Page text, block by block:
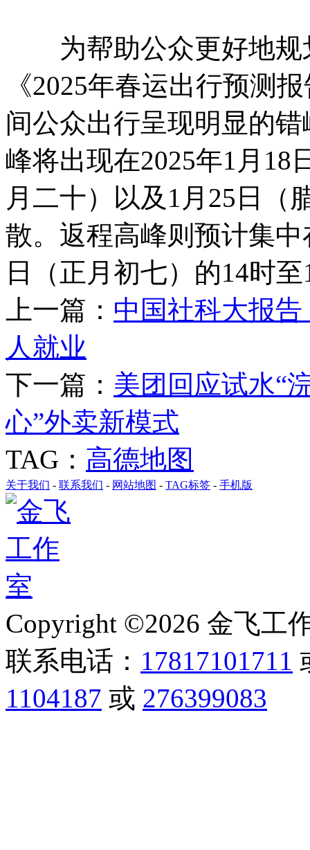
为帮助公众更好地规
《2025年春运出行预测
间公众出行呈现明显的
峰将出现在2025年1月18
月二十）以及1月25日（
散。返程高峰则预计集
日（正月初七）的14时
上一篇： 中国社科大报
人就业
下一篇： 美团回应试水“
心”外卖新模式
TAG： 高德地图
关于我们 - 联系我们 - 网站地图 - TAG标签 - 手机版
Copyright ©2026 金飞工
联系电话： 17817101711
1104187 或 276399083